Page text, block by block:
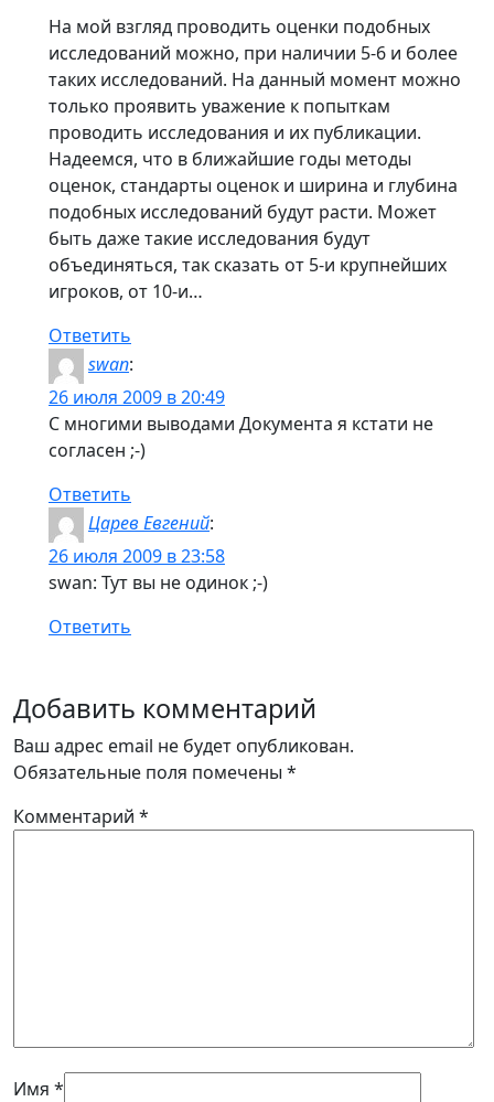
На мой взгляд проводить оценки подобных
исследований можно, при наличии 5-6 и более
таких исследований. На данный момент можно
только проявить уважение к попыткам
проводить исследования и их публикации.
Надеемся, что в ближайшие годы методы
оценок, стандарты оценок и ширина и глубина
подобных исследований будут расти. Может
быть даже такие исследования будут
объединяться, так сказать от 5-и крупнейших
игроков, от 10-и…
Ответить
swan:
26 июля 2009 в 20:49
С многими выводами Документа я кстати не
согласен ;-)
Ответить
Царев Евгений:
26 июля 2009 в 23:58
swan: Тут вы не одинок ;-)
Ответить
Добавить комментарий
Ваш адрес email не будет опубликован.
Обязательные поля помечены *
Комментарий *
Имя *